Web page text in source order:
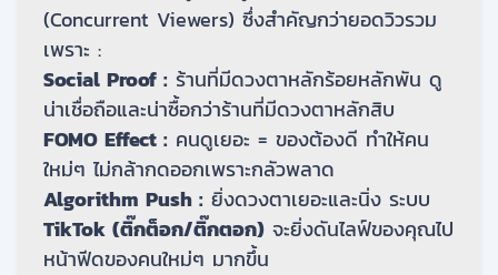
(Concurrent Viewers) ซึ่งสำคัญกว่ายอดวิวรวม
เพราะ :
Social Proof : ร้านที่มีดวงตาหลักร้อยหลักพัน ดู
น่าเชื่อถือและน่าซื้อกว่าร้านที่มีดวงตาหลักสิบ
FOMO Effect : คนดูเยอะ = ของต้องดี ทำให้คน
ใหม่ๆ ไม่กล้ากดออกเพราะกลัวพลาด
Algorithm Push : ยิ่งดวงตาเยอะและนิ่ง ระบบ
TikTok (ติ๊กต็อก/ติ๊กตอก) จะยิ่งดันไลฟ์ของคุณไป
หน้าฟีดของคนใหม่ๆ มากขึ้น